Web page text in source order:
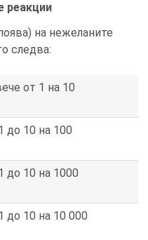
реакции
на нежеланите
следва:
от 1 на 10
до 10 на 100
до 10 на 1000
до 10 на 10 000